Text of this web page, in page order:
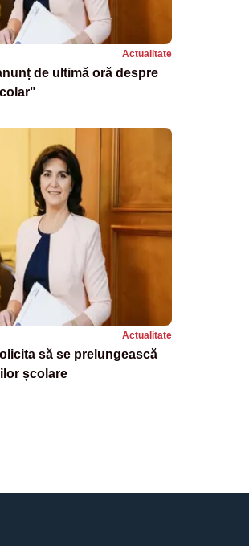
Actualitate
de ultimă oră despre
Actualitate
să se prelungească
școlare